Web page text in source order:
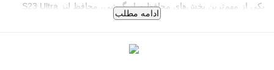
یکی از مهم‌ترین بخش‌های محافظت از گوشی، محافظ لنز S23 Ultra
است. ما بهترین محافظ‌های لنز را ارائه می‌کنیم که شامل گلس
بالا و مقاومت فوق‌العاده، کیفیت عکس‌برداری و فیلم‌برداری شما را
حفظ می‌کند. اگر به دنبال گزینه‌ای سبک و انعطاف‌پذیر هستید، گلس
ادامه مطلب